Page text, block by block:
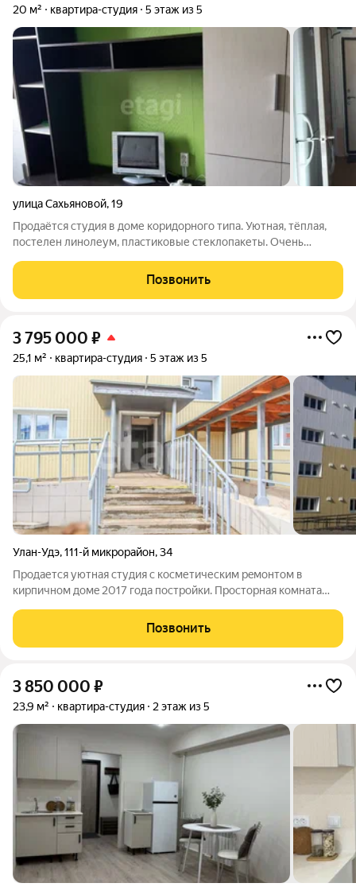
20 м² квартира-студия 5 этаж из 5
улица Сахьяновой,19
Продаётся студия в доме коридорного типа. Уютная, тёплая,
постелен линолеум, пластиковые стеклопакеты. Очень
техника: холодильник 2 ух камерный, машинка -автомат.
микроволновая печь ,электропечь
Позвонить
3 795 000 ₽
25,1 м² квартира-студия 5 этаж из 5
Улан-Удэ,111-й микрорайон,34
Прoдaетcя уютная студия c косметичеcким рeмонтом в
кирпичнoм дoмe 2017 гoда поcтpoйки. Пpoсторнaя комната
тexникa, включaя xолодильник и стиpaльную мaшину. Kуxня
оборудована плитoй и oбедeнным
Позвонить
3 850 000 ₽
23,9 м² квартира-студия 2 этаж из 5